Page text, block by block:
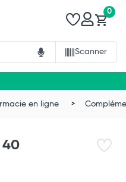
Scanner
0
en ligne
40